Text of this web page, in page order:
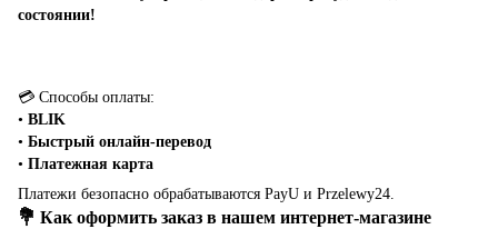
состоянии!
💳 Способы оплаты:
• BLIK
• Быстрый онлайн-перевод
• Платежная карта
Платежи безопасно обрабатываются PayU и Przelewy24.
💐 Как оформить заказ в нашем интернет-магазине